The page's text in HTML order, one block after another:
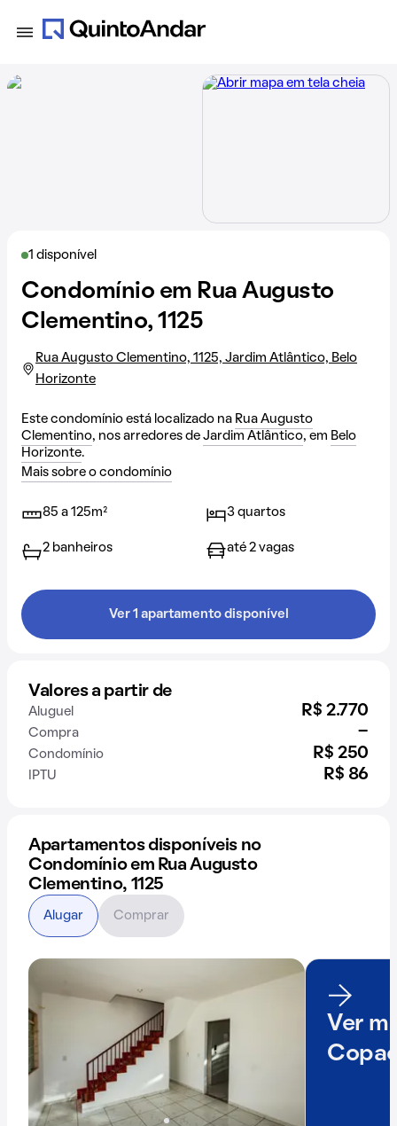
1 disponível
Condomínio em Rua Augusto
Clementino, 1125
Rua Augusto Clementino, 1125, Jardim Atlântico, Belo
Horizonte
Este condomínio está localizado na Rua Augusto
Clementino, nos arredores de Jardim Atlântico, em Belo
Horizonte.
Mais sobre o condomínio
85 a 125m² 3 quartos
2 banheiros até 2 vagas
Ver 1 apartamento disponível
Valores a partir de
Aluguel R$ 2.770
Compra -
Condomínio R$ 250
IPTU R$ 86
Apartamentos disponíveis no
Condomínio em Rua Augusto
Clementino, 1125
Ver
Alugar Comprar